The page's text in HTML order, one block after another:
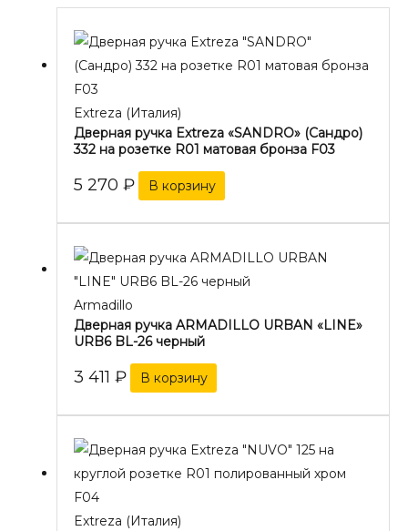
Extreza (Италия)
Дверная ручка Extreza «SANDRO» (Сандро)
332 на розетке R01 матовая бронза F03
5 270 ₽ В корзину
Armadillo
Дверная ручка ARMADILLO URBAN «LINE»
URB6 BL-26 черный
3 411 ₽ В корзину
Extreza (Италия)